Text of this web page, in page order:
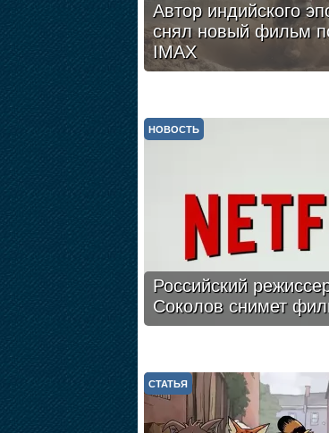
Автор индийского
снял новый фильм
IMAX
Российский
Соколов снимет
НОВОСТЬ
СТАТЬЯ